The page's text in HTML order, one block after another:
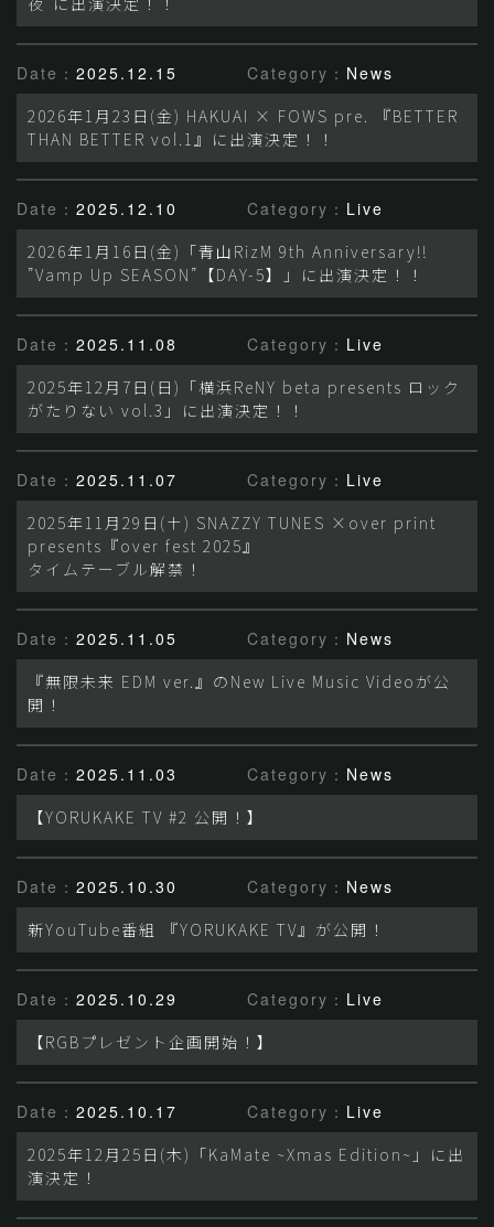
Date： 2025.12.15 Category： News
2026年1月23日(金) HAKUAI × FOWS pre. 『BETTER
THAN BETTER vol.1』に出演決定！！
Date： 2025.12.10 Category： Live
2026年1月16日(金)「青山RizM 9th Anniversary!!
”Vamp Up SEASON”【DAY-5】」に出演決定！！
Date： 2025.11.08 Category： Live
2025年12月7日(日)「横浜ReNY beta presents ロック
がたりない vol.3」に出演決定！！
Date： 2025.11.07 Category： Live
2025年11月29日(土) SNAZZY TUNES ×over print
presents『over fest 2025』
タイムテーブル解禁！
Date： 2025.11.05 Category： News
『無限未来 EDM ver.』のNew Live Music Videoが公
開！
Date： 2025.11.03 Category： News
【YORUKAKE TV #2 公開！】
Date： 2025.10.30 Category： News
新YouTube番組 『YORUKAKE TV』が公開！
Date： 2025.10.29 Category： Live
【RGBプレゼント企画開始！】
Date： 2025.10.17 Category： Live
2025年12月25日(木)「KaMate ~Xmas Edition~」に出
演決定！